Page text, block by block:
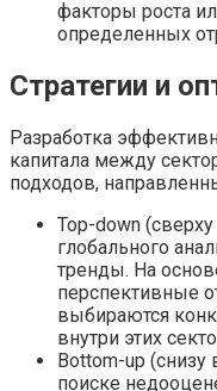
факторы роста
определенных
Стратегии и
Разработка
капитала между
подходов,
Top-down
глобального
тренды. На
перспективные
выбираются
внутри этих
Bottom-up (снизу
поиске